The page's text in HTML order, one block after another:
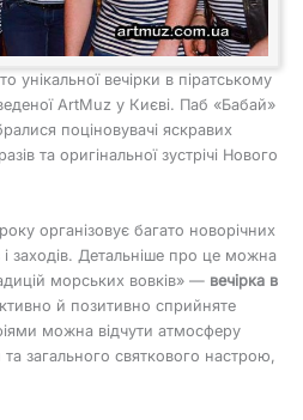
унікальної вечірки в піратському
ArtMuz у Києві. Паб «Бабай»
поціновувачі яскравих
та оригінальної зустрічі Нового
організовує багато новорічних
і заходів. Детальніше про це можна
морських вовків» — вечірка в
й позитивно сприйняте
можна відчути атмосферу
загального святкового настрою,